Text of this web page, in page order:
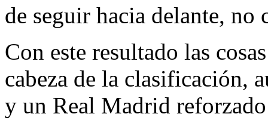
de seguir hacia delante,
Con este resultado las
cabeza de la clasificación,
y un Real Madrid